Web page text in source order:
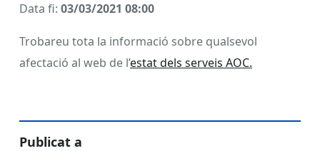
Data fi: 03/03/2021 08:00
Trobareu tota la informació sobre qualsevol
afectació al web de l’estat dels serveis AOC.
Publicat a